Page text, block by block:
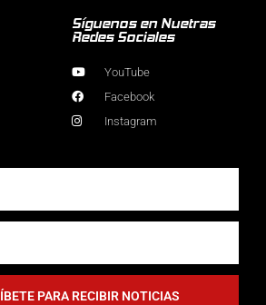
Síguenos en Nuetras
Redes Sociales
YouTube
Facebook
Instagram
PARA RECIBIR NOTICIAS